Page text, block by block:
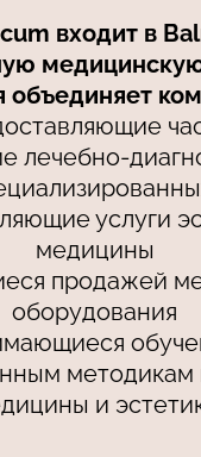
входит в
объединяет
лечебно-
услуги
медицины
продажей
оборудования
методикам
и